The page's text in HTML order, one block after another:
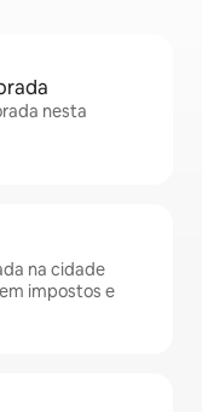
nesta
na cidade
impostos e